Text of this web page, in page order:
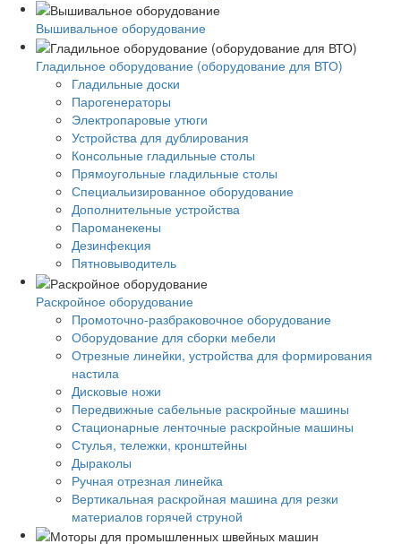
Вышивальное оборудование
Гладильное оборудование (оборудование для ВТО)
Гладильные доски
Парогенераторы
Электропаровые утюги
Устройства для дублирования
Консольные гладильные столы
Прямоугольные гладильные столы
Специальизированное оборудование
Дополнительные устройства
Пароманекены
Дезинфекция
Пятновыводитель
Раскройное оборудование
Промоточно-разбраковочное оборудование
Оборудование для сборки мебели
Отрезные линейки, устройства для формирования
настила
Дисковые ножи
Передвижные сабельные раскройные машины
Стационарные ленточные раскройные машины
Стулья, тележки, кронштейны
Дыраколы
Ручная отрезная линейка
Вертикальная раскройная машина для резки
материалов горячей струной